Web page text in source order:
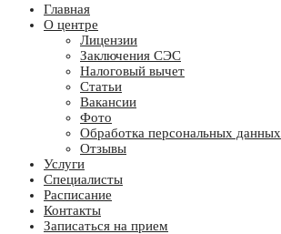
Главная
О центре
Лицензии
Заключения СЭС
Налоговый вычет
Статьи
Вакансии
Фото
Обработка персональных данных
Отзывы
Услуги
Специалисты
Расписание
Контакты
Записаться на прием